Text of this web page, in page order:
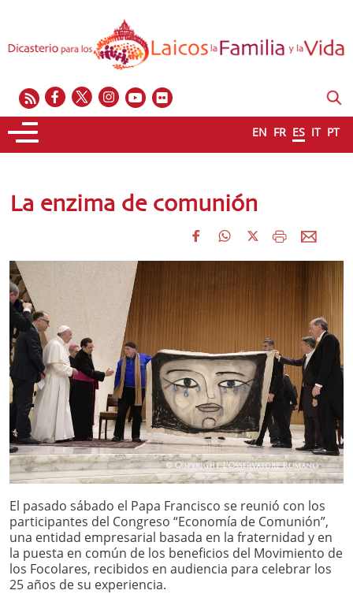
EN FR ES IT PT
La enzima de comunión
El pasado sábado el Papa Francisco se reunió con los
participantes del Congreso “Economía de Comunión”,
una entidad empresarial basada en la fraternidad y en
la puesta en común de los beneficios del Movimiento de
los Focolares, recibidos en audiencia para celebrar los
25 años de su experiencia.